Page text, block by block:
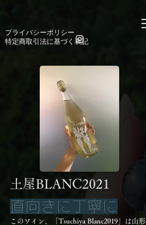
​特定商取引法に基づく表記
​プライバシーポリシー
​土屋BLANC2021
直向きに丁寧に
このワイン、「Tsuchiya Blanc2019」は山形